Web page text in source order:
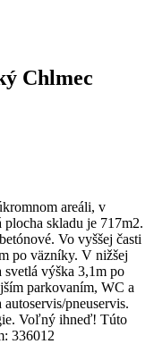
Chlmec
areáli, v
skladu je 717m2.
Vo vyššej časti
po väzníky. V nižšej
svetlá výška 3,1m po
parkovaním, WC a
pneuservis.
Voľný ihneď! Túto
336012